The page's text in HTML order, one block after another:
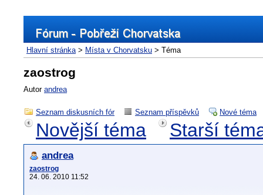
Hlavní stránka> Místa v Chorvatsku > Téma
zaostrog
Autor andrea
Seznam diskusních fór Seznam příspěvků Nové téma
Novější téma Starší
andrea
zaostrog
24. 06. 2010 11:52